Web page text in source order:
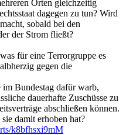
Orten gleichzeitig
dagegen zu tun? Wird
sobald bei den
der Strom fließt?
für eine Terrorgruppe es
gegen die
Bundestag dafür warb,
dauerhafte Zuschüsse zu
abschließen können.
damit erhoben hat?
k8bfhsxi9mM